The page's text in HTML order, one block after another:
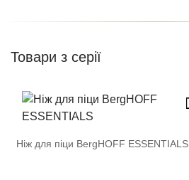
Товари з серії
Ніж для піци BergHOFF ESSENTIALS